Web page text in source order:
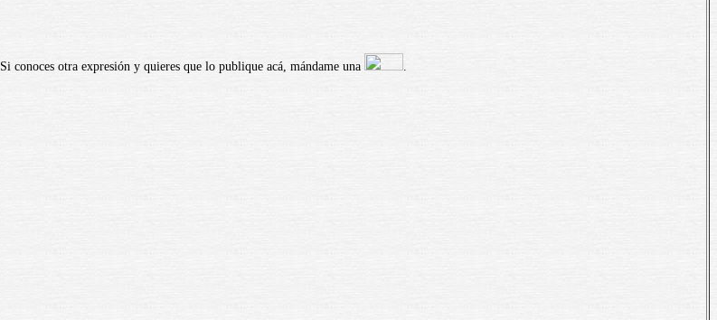
Si conoces otra expresión y quieres que lo publique acá, mándame una